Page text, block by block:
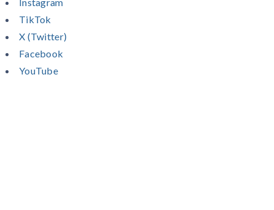
TikTok
X (Twitter)
Facebook
YouTube